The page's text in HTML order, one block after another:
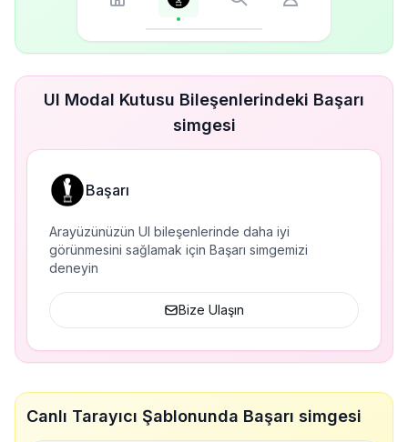
UI Modal Kutusu Bileşenlerindeki Başarı
simgesi
Başarı
Arayüzünüzün UI bileşenlerinde daha iyi
görünmesini sağlamak için Başarı simgemizi
deneyin
Bize Ulaşın
Canlı Tarayıcı Şablonunda Başarı simgesi